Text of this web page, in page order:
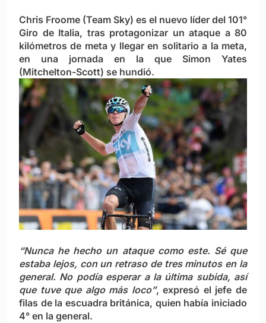
Chris Froome (Team Sky) es el nuevo líder del 101°
Giro de Italia, tras protagonizar un ataque a 80
kilómetros de meta y llegar en solitario a la meta,
en una jornada en la que Simon Yates
(Mitchelton-Scott) se hundió.
“Nunca he hecho un ataque como este. Sé que
estaba lejos, con un retraso de tres minutos en la
general. No podía esperar a la última subida, así
que tuve que algo más loco”, expresó el jefe de
filas de la escuadra británica, quien había iniciado
4° en la general.